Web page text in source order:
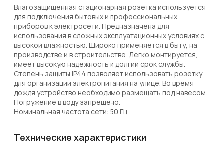
Влагозащищенная стационарная розетка используется
для подключения бытовых и профессиональных
приборов к электросети. Предназначена для
использования в сложных эксплуатационных условиях с
высокой влажностью. Широко применяется в быту, на
производстве и в строительстве. Легко монтируется,
имеет высокую надежность и долгий срок службы.
Степень защиты IP44 позволяет использовать розетку
для организации электропитания на улице. Во время
дождя устройство необходимо размещать под навесом.
Погружение в воду запрещено.
Номинальная частота сети: 50 Гц.
Технические характеристики